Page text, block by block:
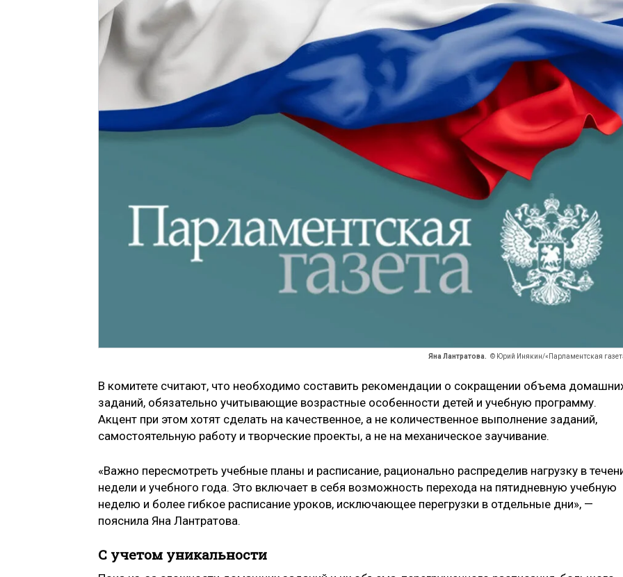
Яна Лантратова. © Юрий Инякин/«Парламентская
В комитете считают, что необходимо составить рекомендации о сокращении объема
заданий, обязательно учитывающие возрастные особенности детей и учебную программу.
Акцент при этом хотят сделать на качественное, а не количественное выполнение заданий,
самостоятельную работу и творческие проекты, а не на механическое заучивание.
«Важно пересмотреть учебные планы и расписание, рационально распределив нагрузку в
недели и учебного года. Это включает в себя возможность перехода на пятидневную учебную
неделю и более гибкое расписание уроков, исключающее перегрузки в отдельные дни», —
пояснила Яна Лантратова.
С учетом уникальности